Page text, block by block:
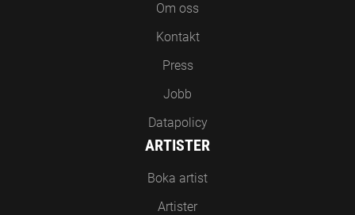
Om oss
Kontakt
Press
Jobb
Datapolicy
ARTISTER
Boka artist
Artister